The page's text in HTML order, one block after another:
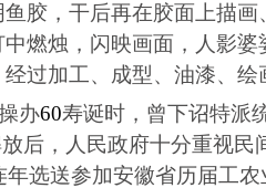
胶，干后再在胶面上描
燃烛，闪映画面，人影
过加工、成型、油漆、绘
办60寿诞时，曾下诏特派
后，人民政府十分重视民
选送参加安徽省历届工